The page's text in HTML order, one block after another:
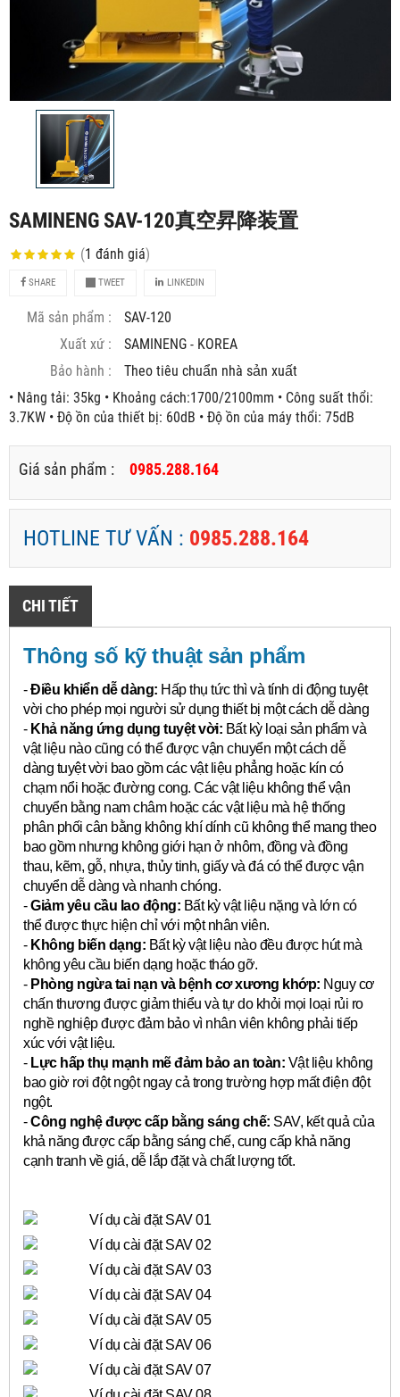
SAMINENG SAV-120真空昇降装置
(1 đánh giá)
SHARE TWEET LINKEDIN
Mã sản phẩm :
SAV-120
Xuất xứ :
SAMINENG - KOREA
Bảo hành :
Theo tiêu chuẩn nhà sản xuất
• Nâng tải: 35kg • Khoảng cách:1700/2100mm • Công suất thổi:
3.7KW • Độ ồn của thiết bị: 60dB • Độ ồn của máy thổi: 75dB
Giá sản phẩm : 0985.288.164
HOTLINE TƯ VẤN : 0985.288.164
CHI TIẾT
Thông số kỹ thuật sản phẩm
-Điều khiển dễ dàng: Hấp thụ tức thì và tính di động tuyệt
vời cho phép mọi người sử dụng thiết bị một cách dễ dàng
- Khả năng ứng dụng tuyệt vời: Bất kỳ loại sản phẩm và
vật liệu nào cũng có thể được vận chuyển một cách dễ
dàng tuyệt vời bao gồm các vật liệu phẳng hoặc kín có
chạm nổi hoặc đường cong. Các vật liệu không thể vận
chuyển bằng nam châm hoặc các vật liệu mà hệ thống
phân phối cân bằng không khí dính cũ không thể mang theo
bao gồm nhưng không giới hạn ở nhôm, đồng và đồng
thau, kẽm, gỗ, nhựa, thủy tinh, giấy và đá có thể được vận
chuyển dễ dàng và nhanh chóng.
-Giảm yêu cầu lao động: Bất kỳ vật liệu nặng và lớn có
thể được thực hiện chỉ với một nhân viên.
- Không biến dạng: Bất kỳ vật liệu nào đều được hút mà
không yêu cầu biến dạng hoặc tháo gỡ.
- Phòng ngừa tai nạn và bệnh cơ xương khớp: Nguy cơ
chấn thương được giảm thiểu và tự do khỏi mọi loại rủi ro
nghề nghiệp được đảm bảo vì nhân viên không phải tiếp
xúc với vật liệu.
- Lực hấp thụ mạnh mẽ đảm bảo an toàn: Vật liệu không
bao giờ rơi đột ngột ngay cả trong trường hợp mất điện đột
ngột.
-Công nghệ được cấp bằng sáng chế: SAV, kết quả của
khả năng được cấp bằng sáng chế, cung cấp khả năng
cạnh tranh về giá, dễ lắp đặt và chất lượng tốt.